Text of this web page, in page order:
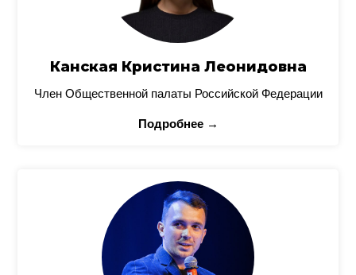
Канская Кристина Леонидовна
Член Общественной палаты Российской Федерации
Подробнее →